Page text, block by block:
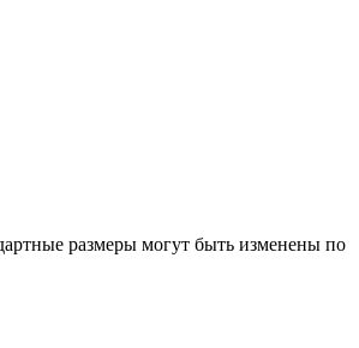
размеры могут быть изменены по